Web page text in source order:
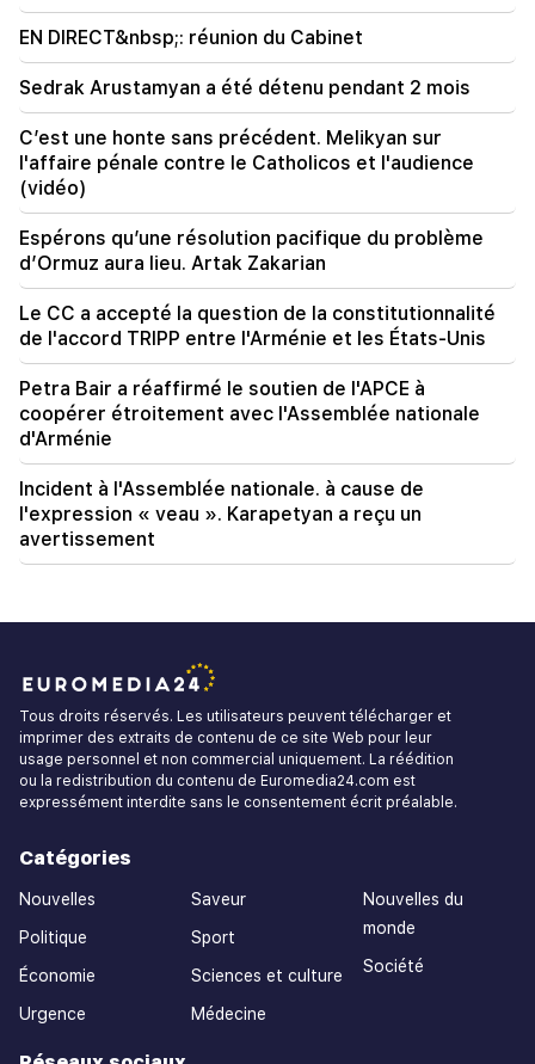
Ils tenteront de gagner le cœur de Sassoon.
"Publication"
"Publication". "Le mendiant n'aura pas de ventre"
d'Araik Harutyunyan ?
EN DIRECT&nbsp;: réunion du Cabinet
Sedrak Arustamyan a été détenu pendant 2 mois
C’est une honte sans précédent. Melikyan sur
l'affaire pénale contre le Catholicos et l'audience
(vidéo)
Espérons qu’une résolution pacifique du problème
d’Ormuz aura lieu. Artak Zakarian
Le CC a accepté la question de la constitutionnalité
de l'accord TRIPP entre l'Arménie et les États-Unis
Petra Bair a réaffirmé le soutien de l'APCE à
coopérer étroitement avec l'Assemblée nationale
d'Arménie
Incident à l'Assemblée nationale. à cause de
l'expression « veau ». Karapetyan a reçu un
avertissement
Tous droits réservés. Les utilisateurs peuvent télécharger et
imprimer des extraits de contenu de ce site Web pour leur
usage personnel et non commercial uniquement. La réédition
ou la redistribution du contenu de Euromedia24.com est
expressément interdite sans le consentement écrit préalable.
Catégories
Nouvelles
Politique
Économie
Urgence
Saveur
Sport
Sciences et culture
Médecine
Nouvelles du
monde
Société